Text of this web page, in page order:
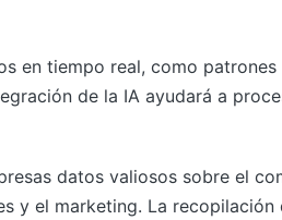
en tiempo real, como
de la IA ayudará a
datos valiosos sobre el
y el marketing. La recopilación